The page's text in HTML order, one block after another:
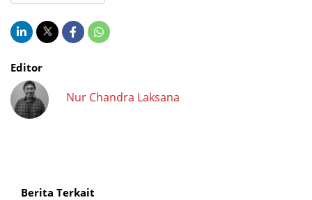
Editor
Nur Chandra Laksana
Berita Terkait